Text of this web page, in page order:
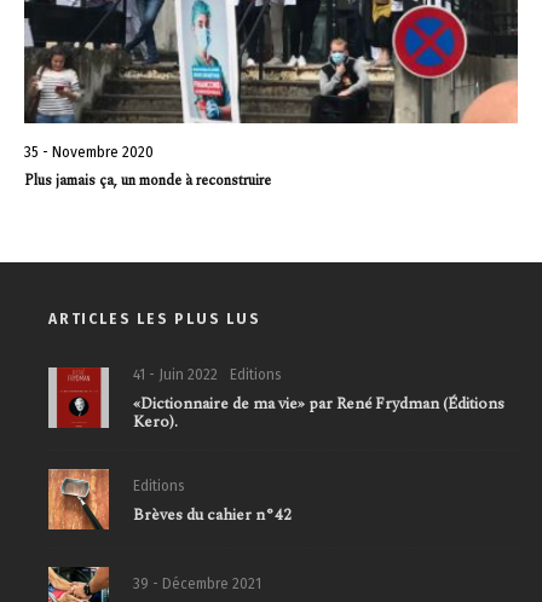
35 - Novembre 2020
Plus jamais ça, un monde à reconstruire
ARTICLES LES PLUS LUS
41 - Juin 2022 Editions
«Dictionnaire de ma vie» par René Frydman (Éditions
Kero).
Editions
Brèves du cahier n°42
39 - Décembre 2021